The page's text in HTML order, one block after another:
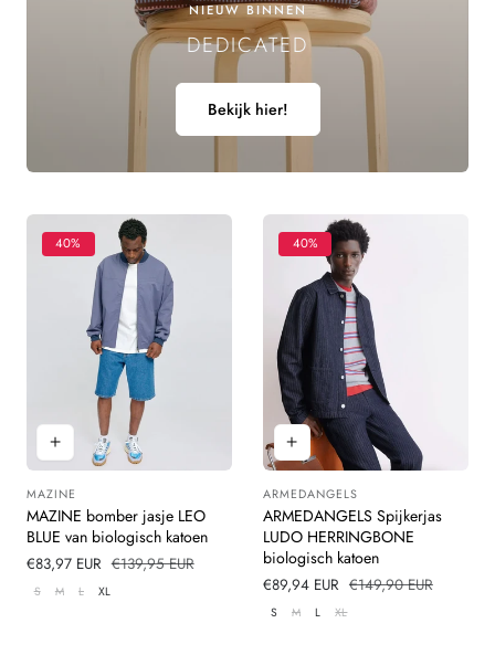
N
G
:
NIEUW BINNEN
DEDICATED
Bekijk hier!
40%
Leverancier:
MAZINE
MAZINE bomber jasje LEO
BLUE van biologisch katoen
Verkoopprijs
€83,97 EUR Normale
€139,95 EUR
S M L XL
40%
Leverancier:
ARMEDANGELS
ARMEDANGELS Spijkerjas
LUDO HERRINGBONE
biologisch katoen
Verkoopprijs
€89,94 EUR Normale
€149,90 EUR
S M L XL